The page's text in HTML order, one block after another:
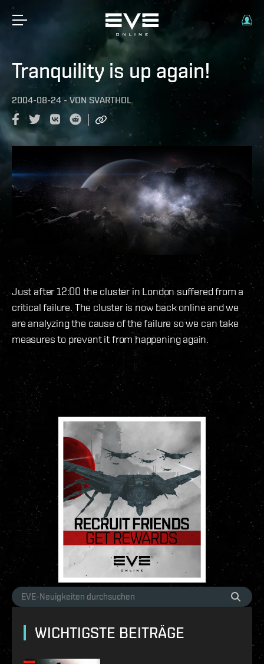
Tranquility is up again!
2004-08-24 - VON SVARTHOL
Just after 12:00 the cluster in London suffered from a
critical failure. The cluster is now back online and we
are analyzing the cause of the failure so we can take
measures to prevent it from happening again.
WICHTIGSTE BEITRÄGE